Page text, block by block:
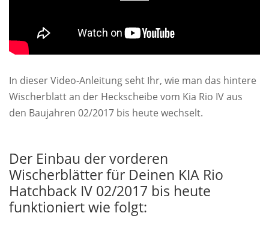
In dieser Video-Anleitung seht Ihr, wie man das hintere
Wischerblatt an der Heckscheibe vom Kia Rio IV aus
den Baujahren 02/2017 bis heute wechselt.
Der Einbau der vorderen
Wischerblätter für Deinen KIA Rio
Hatchback IV 02/2017 bis heute
funktioniert wie folgt: